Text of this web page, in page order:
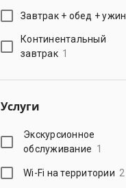
Завтрак + обед + ужин
Континентальный
завтрак 1
Услуги
Экскурсионное
обслуживание 1
Wi-Fi на территории 2